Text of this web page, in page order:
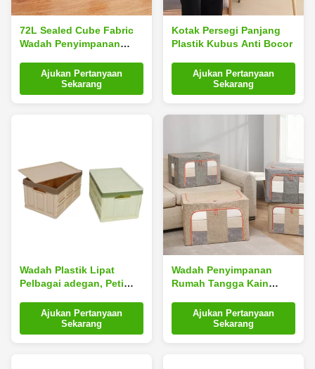
72L Sealed Cube Fabric
Wadah Penyimpanan
Pelbagai adegan
Ajukan Pertanyaan
Sekarang
Kotak Persegi Panjang
Plastik Kubus Anti Bocor
Ajukan Pertanyaan
Sekarang
Wadah Plastik Lipat
Pelbagai adegan, Peti
Berbau Dengan Tutup
Ajukan Pertanyaan
Sekarang
Wadah Penyimpanan
Rumah Tangga Kain
Bernapas 23.6 * 16.5 *
Ajukan Pertanyaan
Sekarang